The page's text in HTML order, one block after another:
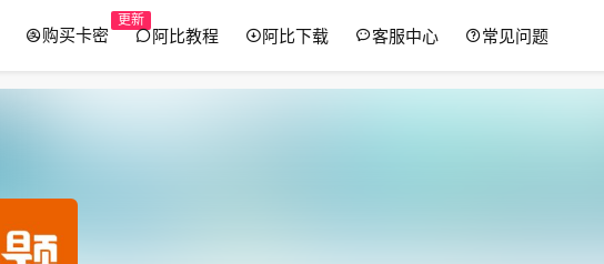
购买卡密
更新
阿比教程 阿比下载 客服中心 常见问题